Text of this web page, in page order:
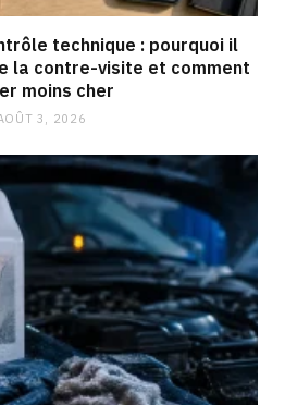
technique : pourquoi il
la contre-visite et comment
moins cher
3, 2026